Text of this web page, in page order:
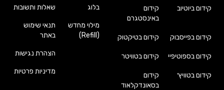
קידום ביוטיוב
קידום
באינסטגרם
קידום בפייסבוק קידום בטיקטוק
קידום בספוטיפיי קידום בטוויטר
קידום בטוויץ׳
קידום
בסאונדקלאוד
בלוג
מילוי מחדש
(Refill)
שאלות ותשובות
תנאי שימוש
באתר
הצהרת נגישות
מדיניות פרטיות